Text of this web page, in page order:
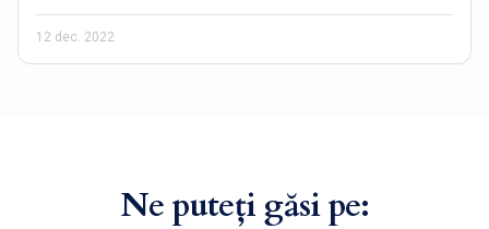
12 dec. 2022
Ne puteți găsi pe: